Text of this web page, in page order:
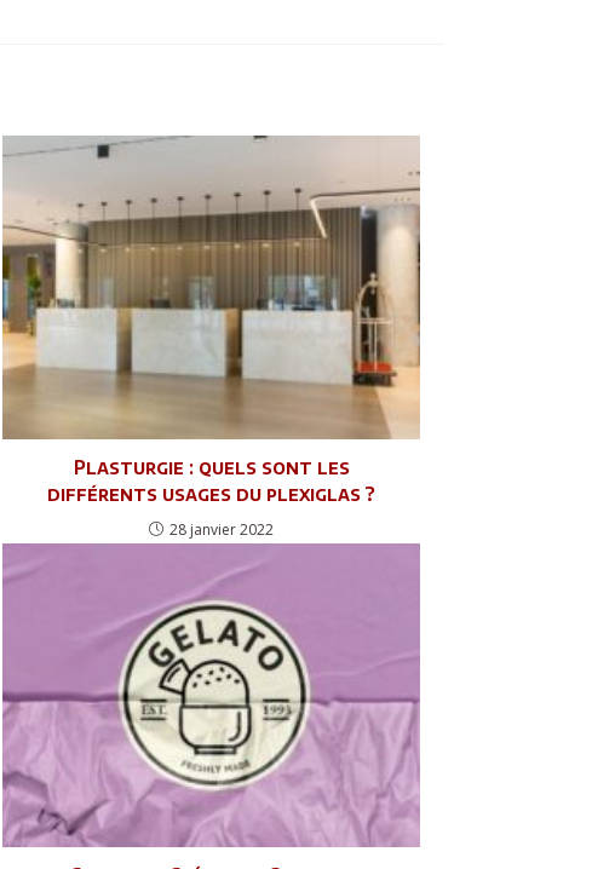
Plasturgie : quels sont les
différents usages du plexiglas ?
28 janvier 2022